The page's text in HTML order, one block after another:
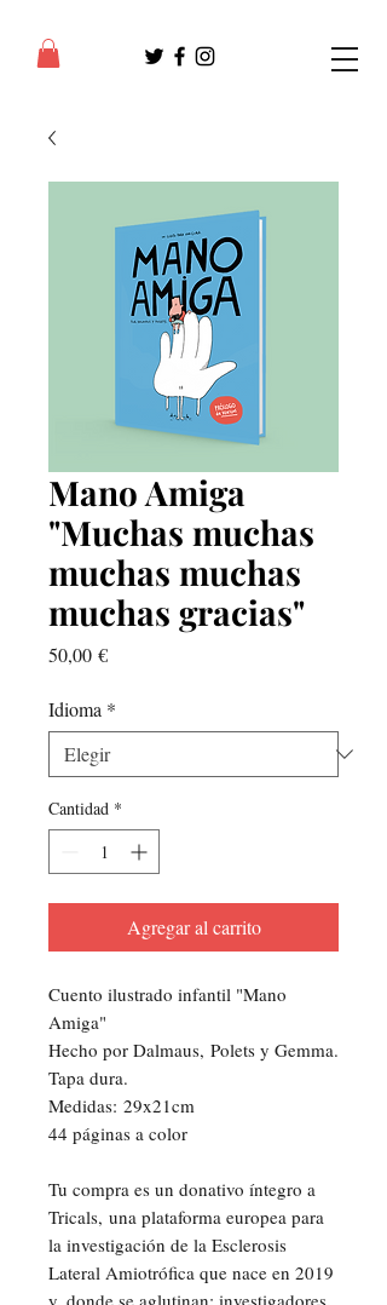
Mano Amiga
"Muchas muchas
muchas muchas
muchas gracias"
50,00 €Precio
Idioma *
Cantidad *
Agregar al carrito
Cuento ilustrado infantil "Mano
Amiga"
Hecho por Dalmaus, Polets y Gemma.
Tapa dura.
Medidas: 29x21cm
44 páginas a color
Tu compra es un donativo íntegro a
Tricals, una plataforma europea para
la investigación de la Esclerosis
Lateral Amiotrófica que nace en 2019
y, donde se aglutinan: investigadores,